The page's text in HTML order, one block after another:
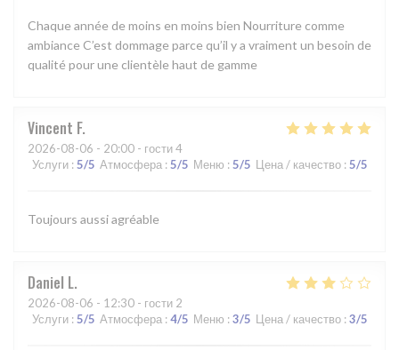
Chaque année de moins en moins bien Nourriture comme
ambiance C’est dommage parce qu’il y a vraiment un besoin de
qualité pour une clientèle haut de gamme
Vincent F
2026-08-06 - 20:00 - гости 4
Услуги : 5/5 Атмосфера : 5/5 Меню : 5/5 Цена / качество : 5/5
Toujours aussi agréable
Daniel L
2026-08-06 - 12:30 - гости 2
Услуги : 5/5 Атмосфера : 4/5 Меню : 3/5 Цена / качество : 3/5